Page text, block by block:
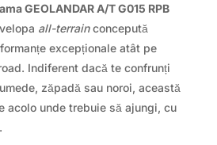
GEOLANDAR A/T G015 RPB
all-terrainconcepută
excepționale atât pe
Indiferent dacă te confrunți
zăpadă sau noroi, această
acolo unde trebuie să ajungi, cu